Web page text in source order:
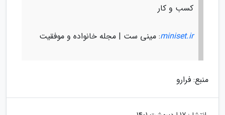
کسب و کار
miniset.ir: مینی ست | مجله خانواده و موفقیت
منبع: فرارو